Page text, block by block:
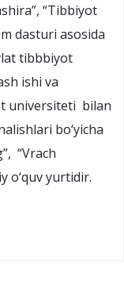
“Tibbiyot
dasturi asosida
tibbbiyot
ishi va
universiteti bilan
bo‘yicha
“Vrach
o‘quv yurtidir.